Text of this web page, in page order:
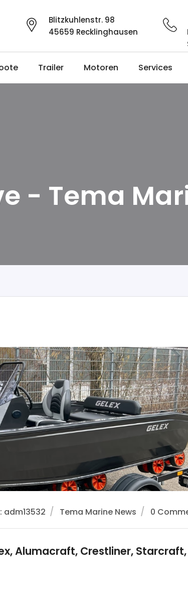
Blitzkuhlenstr. 98
45659 Recklinghausen
Trailer Motoren Services
- Tema
adm13532 Tema Marine News 0
Alumacraft, Crestliner, Starcraft,